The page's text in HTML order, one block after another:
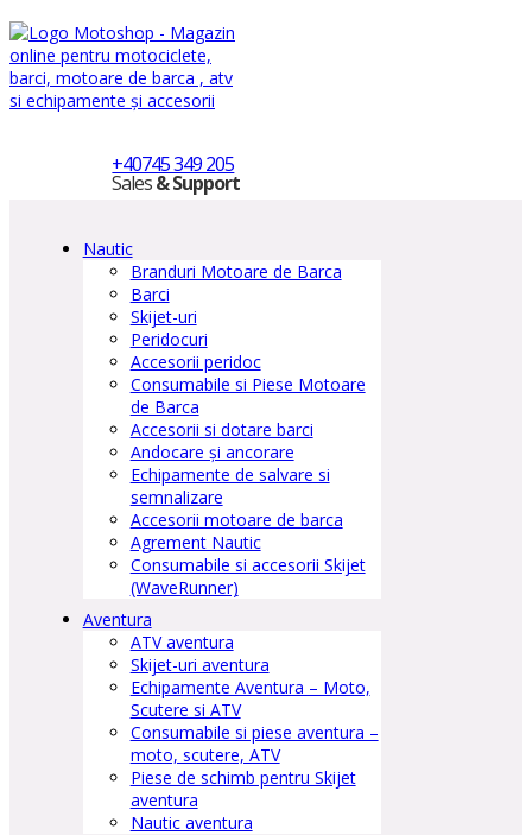
+40745 349 205
Sales& Support
Nautic
Branduri Motoare de Barca
Barci
Skijet-uri
Peridocuri
Accesorii peridoc
Consumabile si Piese Motoare
de Barca
Accesorii si dotare barci
Andocare și ancorare
Echipamente de salvare si
semnalizare
Accesorii motoare de barca
Agrement Nautic
Consumabile si accesorii Skijet
(WaveRunner)
Aventura
ATV aventura
Skijet-uri aventura
Echipamente Aventura – Moto,
Scutere si ATV
Consumabile si piese aventura –
moto, scutere, ATV
Piese de schimb pentru Skijet
aventura
Nautic aventura